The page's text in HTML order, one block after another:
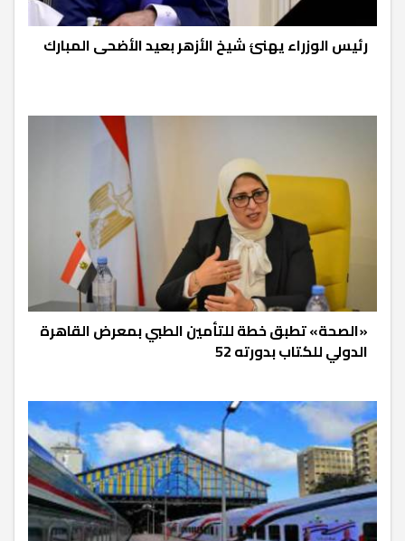
رئيس الوزراء يهنئ شيخ الأزهر بعيد الأضحى المبارك
«الصحة» تطبق خطة للتأمين الطبي بمعرض القاهرة
الدولي للكتاب بدورته 52